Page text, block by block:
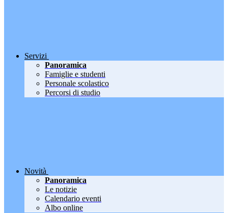
Servizi
Panoramica
Famiglie e studenti
Personale scolastico
Percorsi di studio
Novità
Panoramica
Le notizie
Calendario eventi
Albo online